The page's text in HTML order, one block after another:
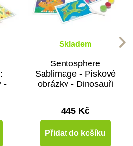
-
Skladem
Sentosphere
Sablimage - Pískové
obrázky - Dinosauři
445 Kč
Přidat do košíku